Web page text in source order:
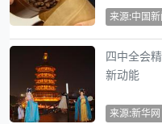
来源:中国
四中全会
新动能
来源:新华网